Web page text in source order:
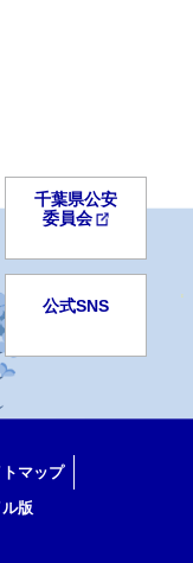
千葉県公安
委員会
公式SNS
マップ
版